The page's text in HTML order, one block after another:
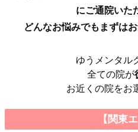
にご通院いた
どんなお悩みでもまずは
ゆうメンタル
全ての院が
お近くの院をお
【関東